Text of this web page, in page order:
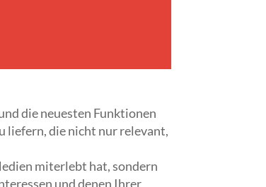
die neuesten Funktionen
liefern, die nicht nur relevant,
miterlebt hat, sondern
und denen Ihrer